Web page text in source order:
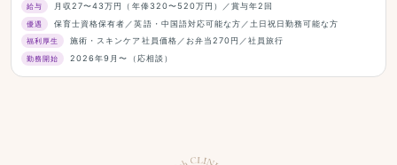
給与 月収27〜43万円（年俸320〜520万円）／賞与年2回
優遇 保育士資格保有者／英語・中国語対応可能な方／土日祝日勤務可能な方
福利厚生 施術・スキンケア社員価格／お弁当270円／社員旅行
勤務開始 2026年9月〜（応相談）